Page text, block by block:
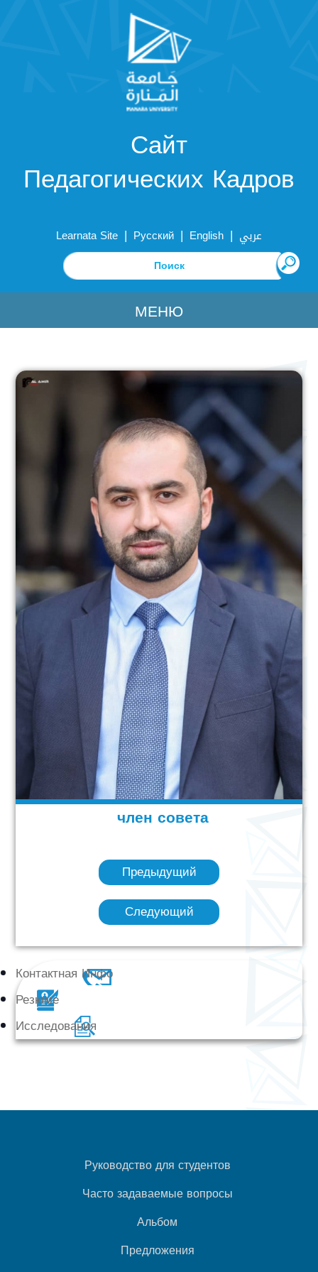
Сайт
Педагогических Кадров
Learnata Site | Русский | English | عربي
МЕНЮ
член совета
Предыдущий
Следующий
Контактная Инфо
Резюме
Исследования
Руководство для студентов
Часто задаваемые вопросы
Альбом
Предложения